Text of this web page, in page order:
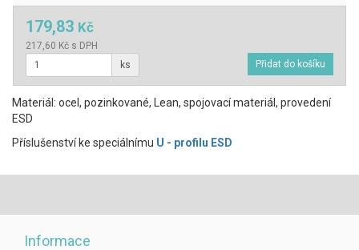
179,83 Kč
217,60 Kč s DPH
ks
Materiál: ocel, pozinkované, Lean, spojovací materiál, provedení
ESD
Příslušenství ke speciálnímu U - profilu ESD
Informace